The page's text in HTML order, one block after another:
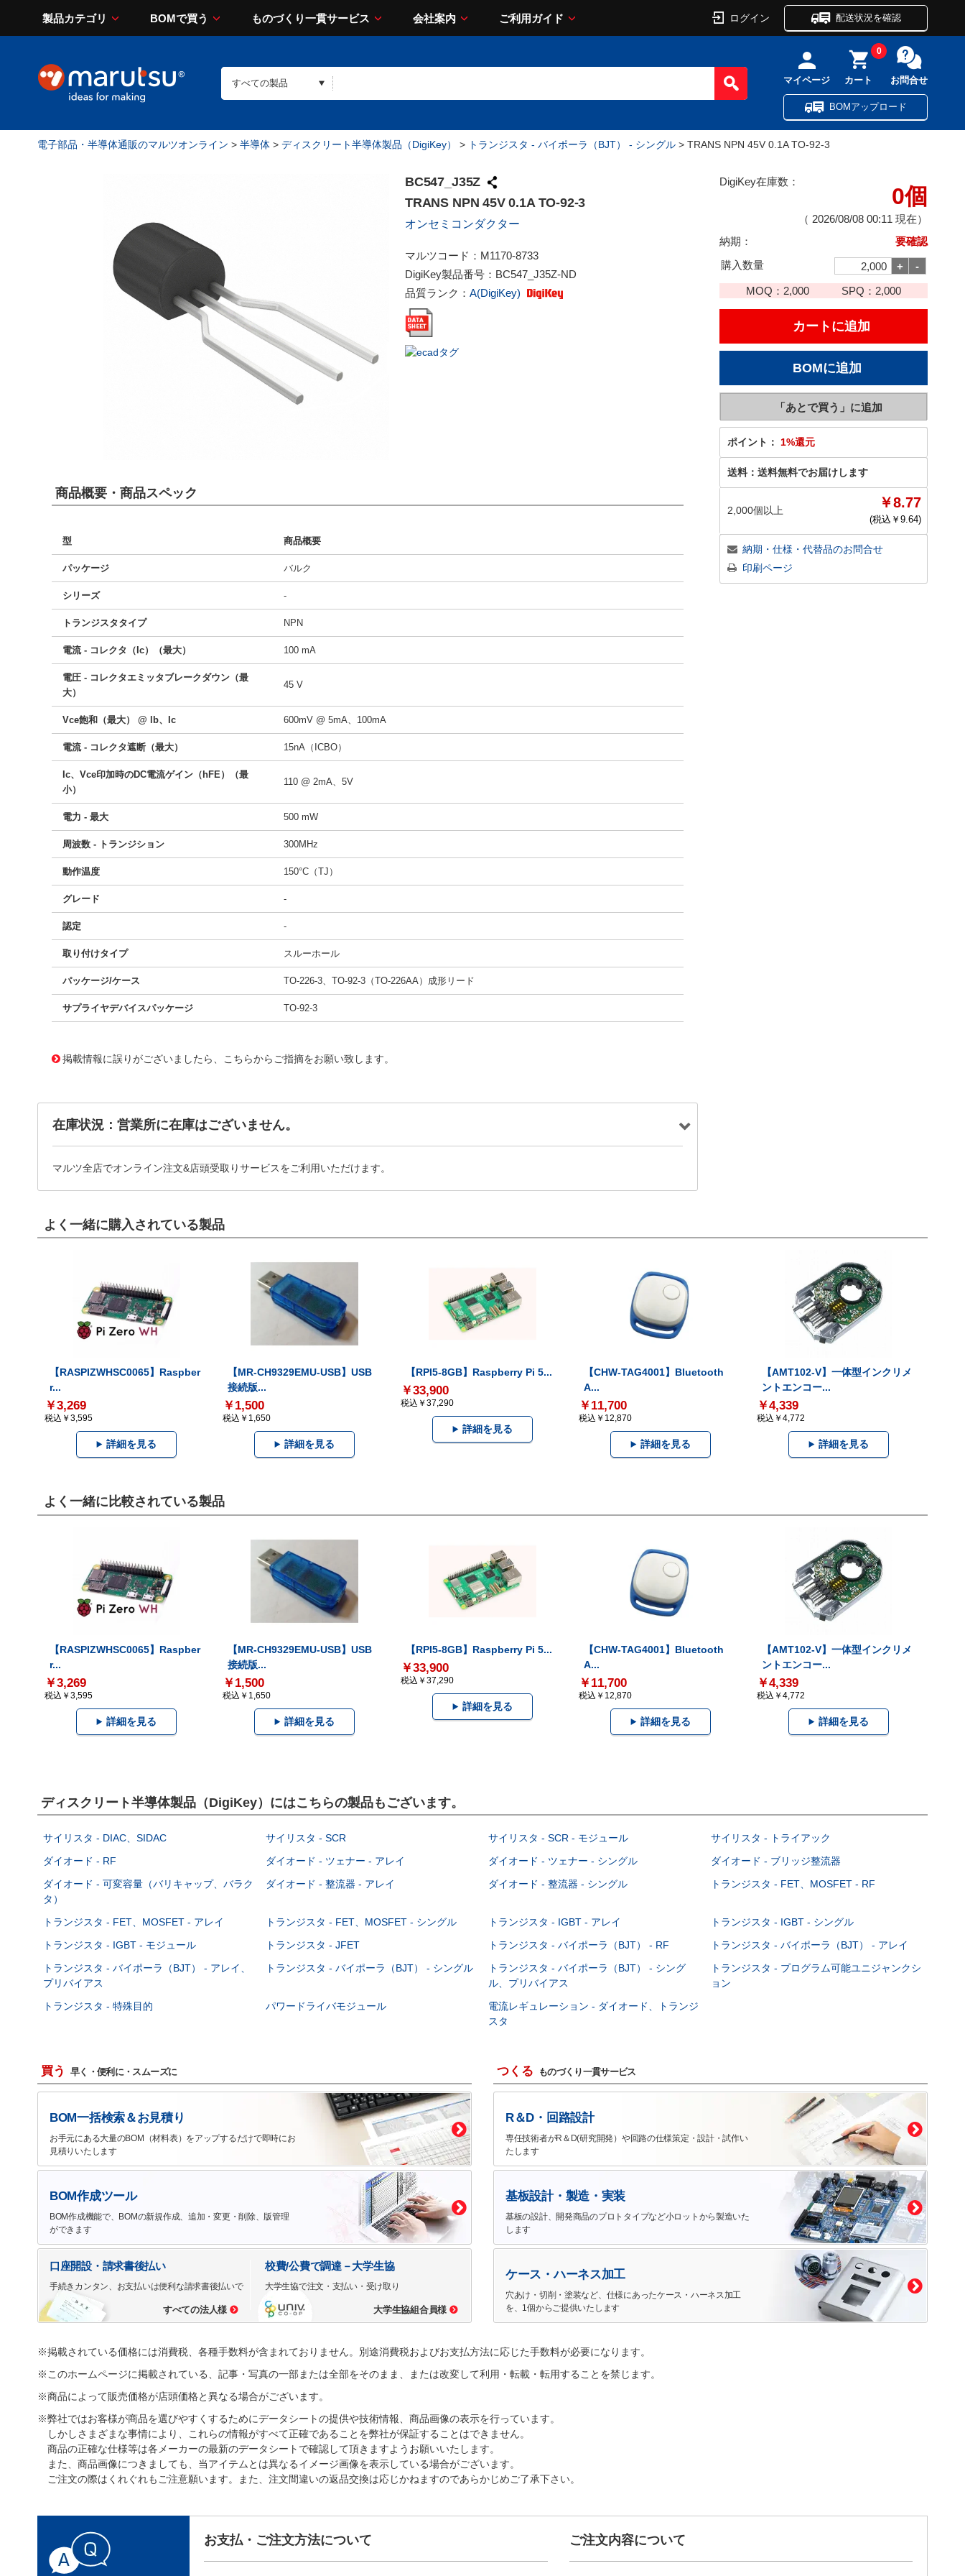
製品カテゴリ BOMで買う ものづくり一貫サービス 会社案内 ご利用ガイド ログイン 配送状況を確認
マイページ カート
0
お問合せ
BOMアップロード
電子部品・半導体通販のマルツオンライン > 半導体 > ディスクリート半導体製品（DigiKey） > トランジスタ - バイポーラ（BJT） - シングル > TRANS NPN 45V 0.1A TO-92-3
BC547_J35Z
TRANS NPN 45V 0.1A TO-92-3
オンセミコンダクター
マルツコード： M1170-8733
DigiKey製品番号： BC547_J35Z-ND
品質ランク： A(DigiKey)
DigiKey在庫数：
0個
（ 2026/08/08 00:11 現在）
納期：
要確認
購入数量
MOQ： 2,000 SPQ： 2,000
ポイント： 1%還元
送料： 送料無料でお届けします
2,000個以上 ￥8.77
(税込￥ 9.64)
納期・仕様・代替品のお問合せ
印刷ページ
商品概要・商品スペック
型 商品概要
パッケージ バルク
シリーズ -
トランジスタタイプ NPN
電流 - コレクタ（Ic）（最大） 100 mA
電圧 - コレクタエミッタブレークダウン（最
大）
45 V
Vce飽和（最大） @ lb、Ic 600mV @ 5mA、100mA
電流 - コレクタ遮断（最大） 15nA（ICBO）
Ic、Vce印加時のDC電流ゲイン（hFE）（最
小）
110 @ 2mA、5V
電力 - 最大 500 mW
周波数 - トランジション 300MHz
動作温度 150°C（TJ）
グレード -
認定 -
取り付けタイプ スルーホール
パッケージ/ケース TO-226-3、TO-92-3（TO-226AA）成形リード
サプライヤデバイスパッケージ TO-92-3
掲載情報に誤りがございましたら、こちらからご指摘をお願い致します。
在庫状況：営業所に在庫はございません。
マルツ全店でオンライン注文&店頭受取りサービスをご利用いただけます。
よく一緒に購入されている製品
【RASPIZWHSC0065】Raspber
r...
￥3,269
税込￥3,595
詳細を見る
【MR-CH9329EMU-USB】USB
接続版...
￥1,500
税込￥1,650
詳細を見る
【RPI5-8GB】Raspberry Pi 5...
￥33,900
税込￥37,290
詳細を見る
【CHW-TAG4001】Bluetooth
A...
￥11,700
税込￥12,870
詳細を見る
【AMT102-V】一体型インクリメ
ントエンコー...
￥4,339
税込￥4,772
詳細を見る
よく一緒に比較されている製品
【RASPIZWHSC0065】Raspber
r...
￥3,269
税込￥3,595
詳細を見る
【MR-CH9329EMU-USB】USB
接続版...
￥1,500
税込￥1,650
詳細を見る
【RPI5-8GB】Raspberry Pi 5...
￥33,900
税込￥37,290
詳細を見る
【CHW-TAG4001】Bluetooth
A...
￥11,700
税込￥12,870
詳細を見る
【AMT102-V】一体型インクリメ
ントエンコー...
￥4,339
税込￥4,772
詳細を見る
ディスクリート半導体製品（DigiKey）にはこちらの製品もございます。
サイリスタ - DIAC、SIDAC サイリスタ - SCR サイリスタ - SCR - モジュール
サイリスタ - トライアック
ダイオード - RF
ダイオード - ツェナー - アレイ ダイオード - ツェナー - シングル
ダイオード - ブリッジ整流器
ダイオード - 可変容量（バリキャップ、バラク
タ）
ダイオード - 整流器 - アレイ ダイオード - 整流器 - シングル トランジスタ - FET、MOSFET - RF
トランジスタ - FET、MOSFET - アレイ トランジスタ - FET、MOSFET - シングル トランジスタ - IGBT - アレイ
トランジスタ - IGBT - シングル
トランジスタ - IGBT - モジュール
トランジスタ - JFET トランジスタ - バイポーラ（BJT） - RF
トランジスタ - バイポーラ（BJT） - アレイ
トランジスタ - バイポーラ（BJT） - アレイ、
プリバイアス
トランジスタ - バイポーラ（BJT） - シングル
トランジスタ - バイポーラ（BJT） - シング
ル、プリバイアス
トランジスタ - プログラム可能ユニジャンクシ
ョン
トランジスタ - 特殊目的
パワードライバモジュール
電流レギュレーション - ダイオード、トランジ
スタ
買う 早く・便利に・スムーズに
BOM一括検索＆お見積り
お手元にある大量のBOM（材料表）をアップするだけで即時にお
見積りいたします
BOM作成ツール
BOM作成機能で、BOMの新規作成、追加・変更・削除、版管理
ができます
口座開設・請求書後払い
手続きカンタン、お支払いは便利な請求書後払いで
すべての法人様
校費/公費で調達－大学生協
大学生協で注文・支払い・受け取り
大学生協組合員様
つくる ものづくり一貫サービス
R＆D・回路設計
専任技術者がR＆D(研究開発）や回路の仕様策定・設計・試作い
たします
基板設計・製造・実装
基板の設計、開発商品のプロトタイプなど小ロットから製造いた
します
ケース・ハーネス加工
穴あけ・切削・塗装など、仕様にあったケース・ハーネス加工
を、1個からご提供いたします
※掲載されている価格には消費税、各種手数料が含まれておりません。別途消費税およびお支払方法に応じた手数料が必要になります。
※このホームページに掲載されている、記事・写真の一部または全部をそのまま、または改変して利用・転載・転用することを禁じます。
※商品によって販売価格が店頭価格と異なる場合がございます。
※弊社ではお客様が商品を選びやすくするためにデータシートの提供や技術情報、商品画像の表示を行っています。
しかしさまざまな事情により、これらの情報がすべて正確であることを弊社が保証することはできません。
商品の正確な仕様等は各メーカーの最新のデータシートで確認して頂きますようお願いいたします。
また、商品画像につきましても、当アイテムとは異なるイメージ画像を表示している場合がございます。
ご注文の際はくれぐれもご注意願います。また、注文間違いの返品交換は応じかねますのであらかじめご了承下さい。
お支払・ご注文方法について ご注文内容について